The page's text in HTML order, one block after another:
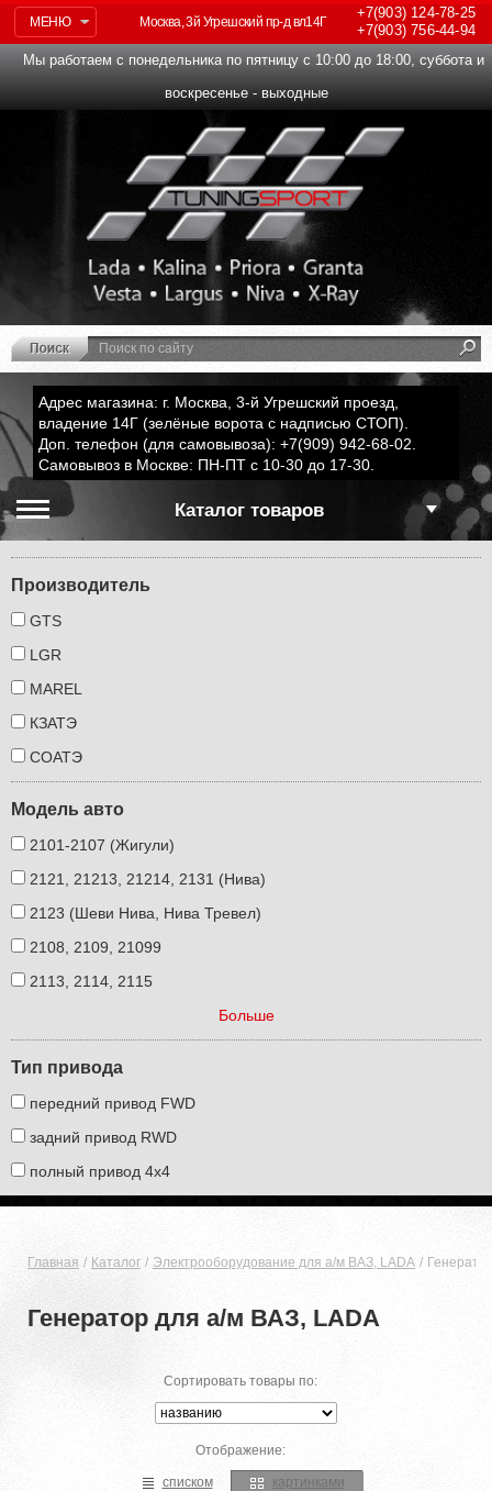
МЕНЮ
+7(903)124-78-25
+7(903)756-44-94
Москва, 3й Угрешский пр-д вл14Г
Мы работаем с понедельника по пятницу с 10:00 до 18:00, суббота и
воскресенье - выходные
Адрес магазина: г. Москва, 3-й Угрешский проезд,
владение 14Г (зелёные ворота с надписью СТОП).
Доп. телефон (для самовывоза): +7(909) 942-68-02.
Самовывоз в Москве: ПН-ПТ с 10-30 до 17-30.
Каталог товаров
Производитель
GTS
LGR
MAREL
КЗАТЭ
СОАТЭ
Модель авто
2101-2107 (Жигули)
2121, 21213, 21214, 2131 (Нива)
2123 (Шеви Нива, Нива Тревел)
2108, 2109, 21099
2113, 2114, 2115
Больше
Тип привода
передний привод FWD
задний привод RWD
полный привод 4х4
Главная Каталог Электрооборудование для а/м ВАЗ, LADA
Генератор для а/м ВАЗ, LADA
Сортировать товары по:
Отображение:
списком картинками